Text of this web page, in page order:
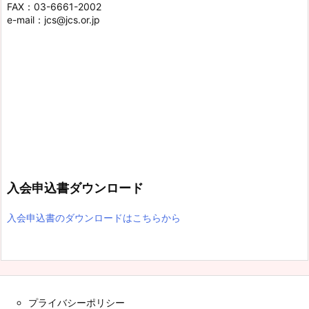
FAX：03-6661-2002
e-mail：jcs@jcs.or.jp
入会申込書ダウンロード
入会申込書のダウンロードはこちらから
プライバシーポリシー